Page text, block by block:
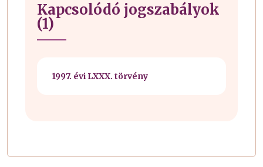
Kapcsolódó jogszabályok
(1)
1997. évi LXXX. törvény